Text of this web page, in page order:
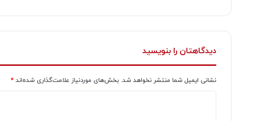
دیدگاهتان را بنویسید
نشانی ایمیل شما منتشر نخواهد شد. بخش‌های موردنیاز علامت‌گذاری شده‌اند *